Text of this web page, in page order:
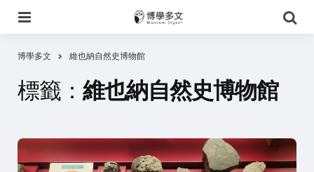
尋
博學多文 維也納自然史博物館
標籤： 維也納自然史博物館